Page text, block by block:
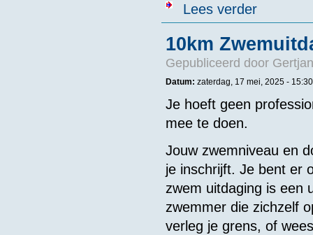
Lees verderover
10km
Gepubliceerd door
Datum: zaterdag, 17 mei, 2025 - 15:30
Je hoeft geen
mee te doen.
Jouw zwemniveau en
je inschrijft. Je bent er
zwem uitdaging is een
zwemmer die zichzelf
verleg je grens, of